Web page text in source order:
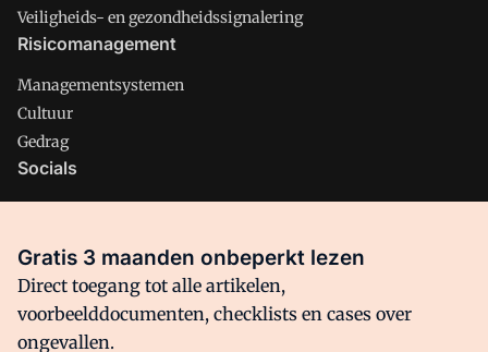
Veiligheids- en gezondheidssignalering
Risicomanagement
Managementsystemen
Cultuur
Gedrag
Socials
Facebook
Gratis 3 maanden onbeperkt lezen
Direct toegang tot alle artikelen,
voorbeelddocumenten, checklists en cases over
ongevallen.